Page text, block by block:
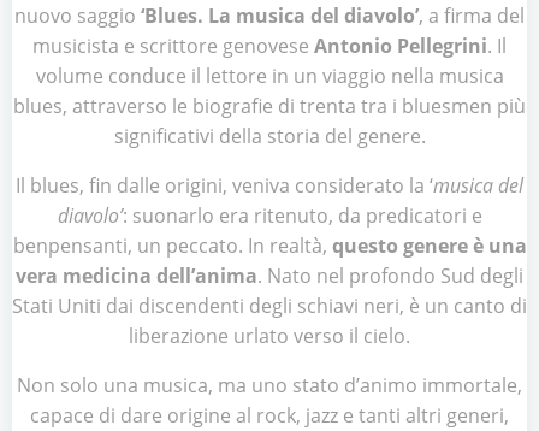
nuovo saggio ‘Blues. La musica del diavolo’, a firma del
musicista e scrittore genovese Antonio Pellegrini. Il
volume conduce il lettore in un viaggio nella musica
blues, attraverso le biografie di trenta tra i bluesmen più
significativi della storia del genere.
Il blues, fin dalle origini, veniva considerato la ‘musica del
diavolo’: suonarlo era ritenuto, da predicatori e
benpensanti, un peccato. In realtà, questo genere è una
vera medicina dell’anima. Nato nel profondo Sud degli
Stati Uniti dai discendenti degli schiavi neri, è un canto di
liberazione urlato verso il cielo.
Non solo una musica, ma uno stato d’animo immortale,
capace di dare origine al rock, jazz e tanti altri generi,